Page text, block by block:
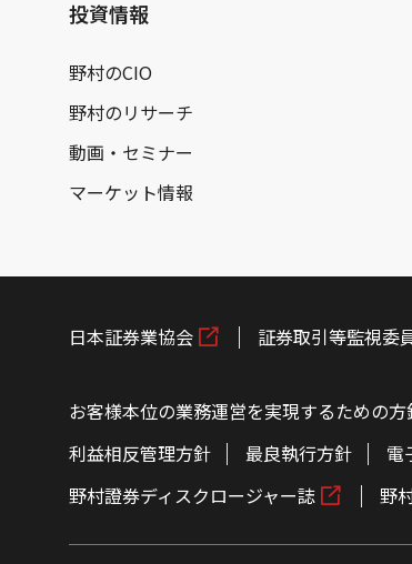
投資情報
野村のCIO
野村のリサーチ
動画・セミナー
マーケット情報
日本証券業協会 証券取引等監視委
お客様本位の業務運営を実現するための方
利益相反管理方針
最良執行方針 電
野村證券ディスクロージャー誌
野